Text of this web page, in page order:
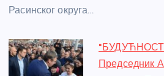
Расинског округа…
Председник